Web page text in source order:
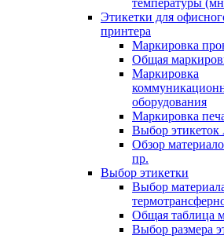
температуры
Этикетки для
принтера
Маркировка
Общая
Маркировка
оборудования
Маркировка
Выбор этикеток
Обзор
пр.
Выбор этикетки
Выбор
Общая таблица
Выбор размера